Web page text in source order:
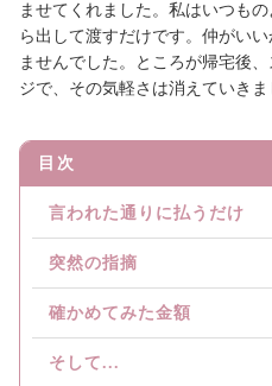
ませてくれました。私はいつも
ら出して渡すだけです。仲がい
ませんでした。ところが帰宅後
ジで、その気軽さは消えていきま
目次
言われた通りに払うだけ
突然の指摘
確かめてみた金額
そして...